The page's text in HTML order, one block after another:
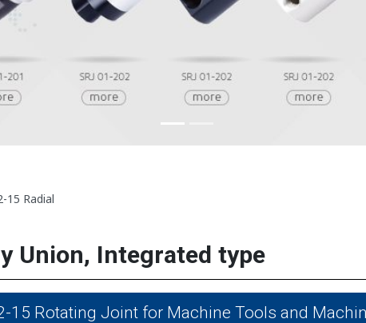
15 Radial
Union, Integrated type
15 Rotating Joint for Machine Tools and